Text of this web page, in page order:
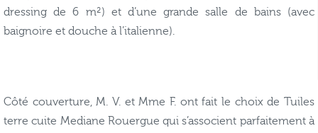
dressing de 6 m²) et d’une grande salle de bains (avec
baignoire et douche à l’italienne).
Côté couverture, M. V. et Mme F. ont fait le choix de Tuiles
terre cuite Mediane Rouergue qui s’associent parfaitement à